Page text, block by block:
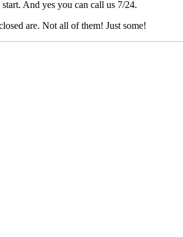
And yes you can call us 7/24.
are. Not all of them! Just some!